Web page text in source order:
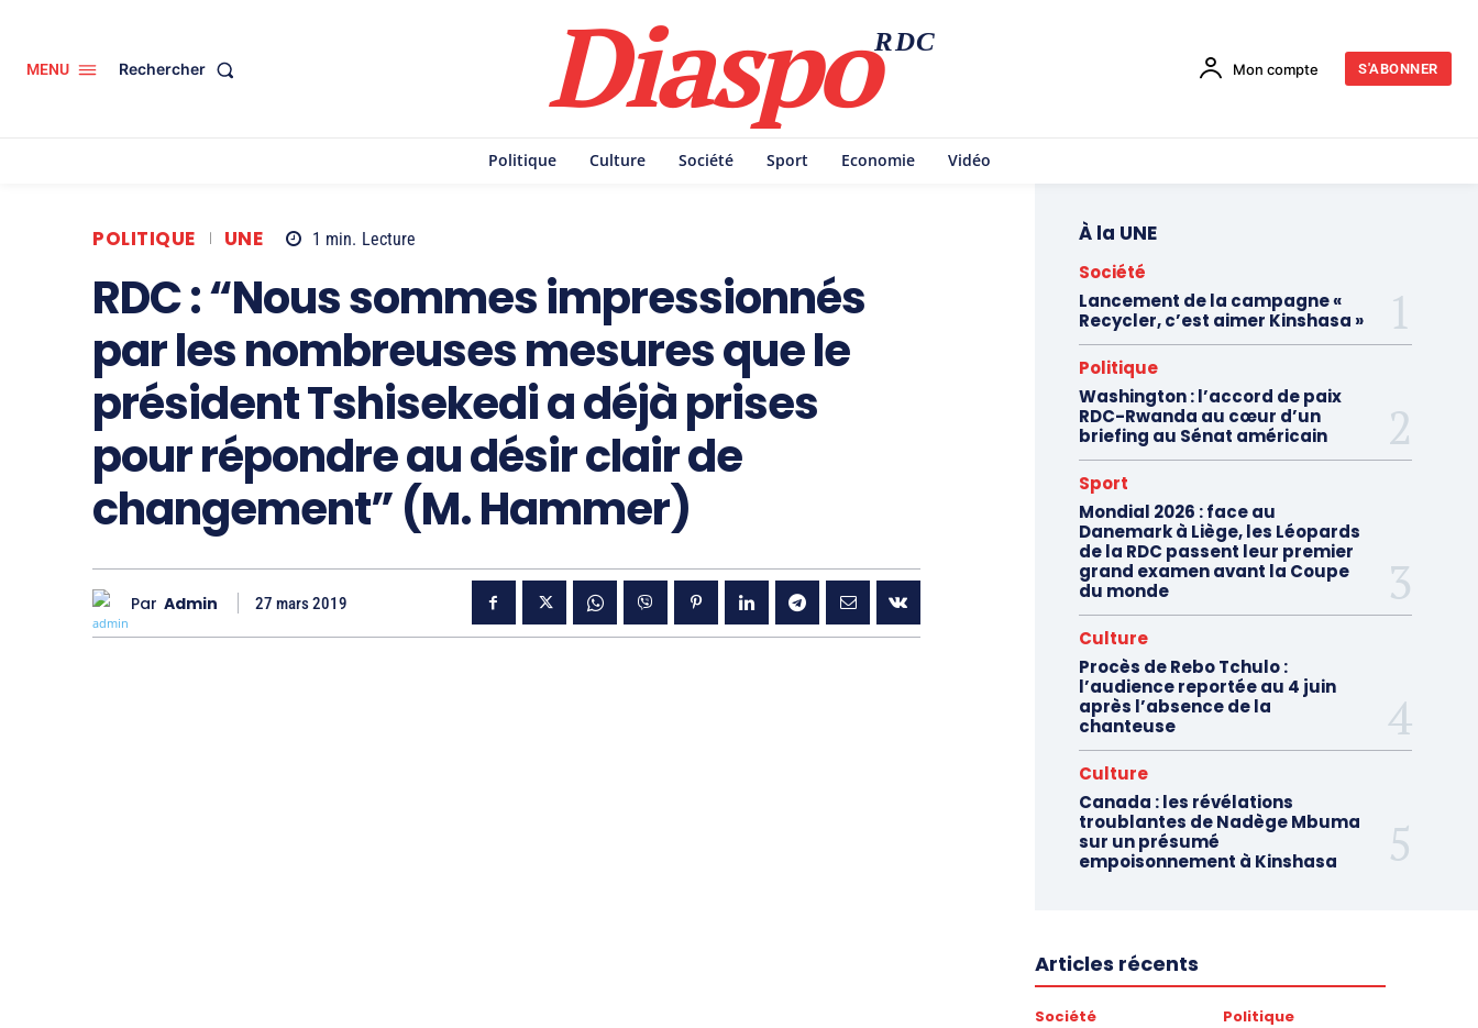
MENU Rechercher DiaspoRDC
Mon compte S'ABONNER
Politique Culture Société Sport Economie Vidéo
POLITIQUE UNE 1 min. Lecture
RDC : “Nous sommes impressionnés
par les nombreuses mesures que le
président Tshisekedi a déjà prises
pour répondre au désir clair de
changement” (M. Hammer)
Par Admin 27 mars 2019
À la UNE
Société
Lancement de la campagne «
Recycler, c’est aimer Kinshasa »
Politique
Washington : l’accord de paix
RDC-Rwanda au cœur d’un
briefing au Sénat américain
Sport
Mondial 2026 : face au
Danemark à Liège, les Léopards
de la RDC passent leur premier
grand examen avant la Coupe
du monde
Culture
Procès de Rebo Tchulo :
l’audience reportée au 4 juin
après l’absence de la
chanteuse
Culture
Canada : les révélations
troublantes de Nadège Mbuma
sur un présumé
empoisonnement à Kinshasa
Articles récents
Société Politique